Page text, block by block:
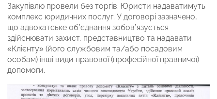
Закупівлю провели без торгів. Юристи надаватимуть
комплекс юридичних послуг. У договорі зазначено,
що адвокатське об’єднання зобов’язується
здійснювати захист, представництво та надавати
«Клієнту» (його службовим та/або посадовим
особам) інші види правової (професійної правничої)
допомоги.